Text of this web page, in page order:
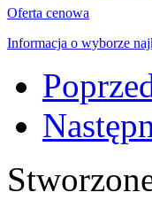
Oferta cenowa
Informacja o wyborze